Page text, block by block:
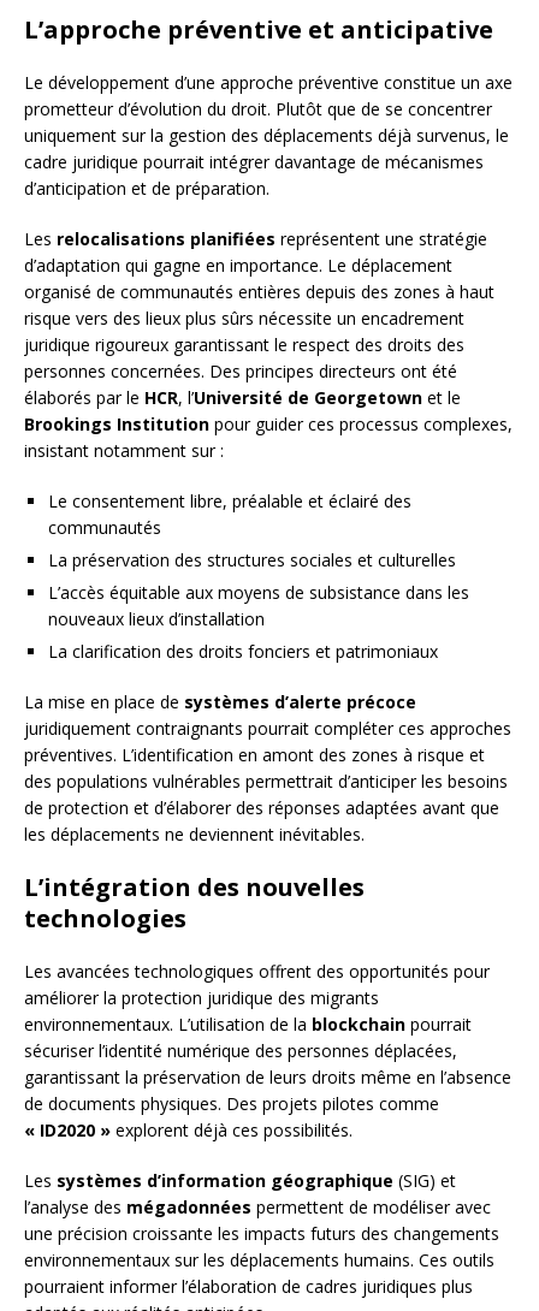
L’approche préventive et anticipative
Le développement d’une approche préventive constitue un axe
prometteur d’évolution du droit. Plutôt que de se concentrer
uniquement sur la gestion des déplacements déjà survenus, le
cadre juridique pourrait intégrer davantage de mécanismes
d’anticipation et de préparation.
Les relocalisations planifiées représentent une stratégie
d’adaptation qui gagne en importance. Le déplacement
organisé de communautés entières depuis des zones à haut
risque vers des lieux plus sûrs nécessite un encadrement
juridique rigoureux garantissant le respect des droits des
personnes concernées. Des principes directeurs ont été
élaborés par le HCR, l’Université de Georgetown et le
Brookings Institution pour guider ces processus complexes,
insistant notamment sur :
Le consentement libre, préalable et éclairé des
communautés
La préservation des structures sociales et culturelles
L’accès équitable aux moyens de subsistance dans les
nouveaux lieux d’installation
La clarification des droits fonciers et patrimoniaux
La mise en place de systèmes d’alerte précoce
juridiquement contraignants pourrait compléter ces approches
préventives. L’identification en amont des zones à risque et
des populations vulnérables permettrait d’anticiper les besoins
de protection et d’élaborer des réponses adaptées avant que
les déplacements ne deviennent inévitables.
L’intégration des nouvelles
technologies
Les avancées technologiques offrent des opportunités pour
améliorer la protection juridique des migrants
environnementaux. L’utilisation de la blockchain pourrait
sécuriser l’identité numérique des personnes déplacées,
garantissant la préservation de leurs droits même en l’absence
de documents physiques. Des projets pilotes comme
« ID2020 » explorent déjà ces possibilités.
Les systèmes d’information géographique (SIG) et
l’analyse des mégadonnées permettent de modéliser avec
une précision croissante les impacts futurs des changements
environnementaux sur les déplacements humains. Ces outils
pourraient informer l’élaboration de cadres juridiques plus